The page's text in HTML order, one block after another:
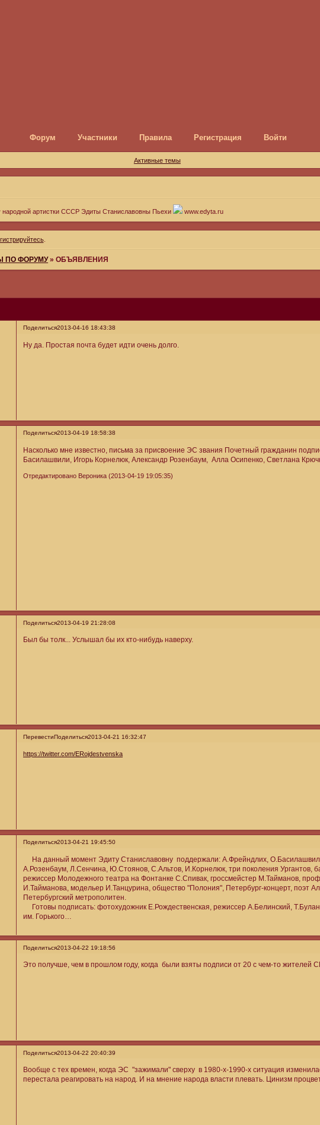
Форум Участники Правила Регистрация Войти
Активные темы
артистки СССР Эдиты Станиславовны Пьехи www.edyta.ru
.
ПО ФОРУМУ »ОБЪЯВЛЕНИЯ
Поделиться2013-04-16 18:43:38
Ну да. Простая почта будет идти очень долго.
Поделиться2013-04-19 18:58:38
Насколько мне известно, письма за присвоение ЭС звания Почетный гражданин
Басилашвили, Игорь Корнелюк, Александр Розенбаум, Алла Осипенко, Светлана
Отредактировано Вероника (2013-04-19 19:05:35)
Поделиться2013-04-19 21:28:08
Был бы толк... Услышал бы их кто-нибудь наверху.
ПеревестиПоделиться2013-04-21 16:32:47
https://twitter.com/ERojdestvenska
Поделиться2013-04-21 19:45:50
На данный момент Эдиту Станиславовну поддержали: А.Фрейндлих,
А.Розенбаум, Л.Сенчина, Ю.Стоянов, С.Альтов, И.Корнелюк, три поколения Ургантов,
режиссер Молодежного театра на Фонтанке С.Спивак, гроссмейстер М.Тайманов,
И.Тайманова, модельер И.Танцурина, общество "Полония", Петербург-концерт, поэт
Петербургский метрополитен.
Готовы подписать: фотохудожник Е.Рождественская, режиссер А.Белинский,
им. Горького…
Поделиться2013-04-22 19:18:56
Это получше, чем в прошлом году, когда были взяты подписи от 20 с чем-то жителей
Поделиться2013-04-22 20:40:39
Вообще с тех времен, когда ЭС "зажимали" сверху в 1980-х-1990-х ситуация
перестала реагировать на народ. И на мнение народа власти плевать. Цинизм